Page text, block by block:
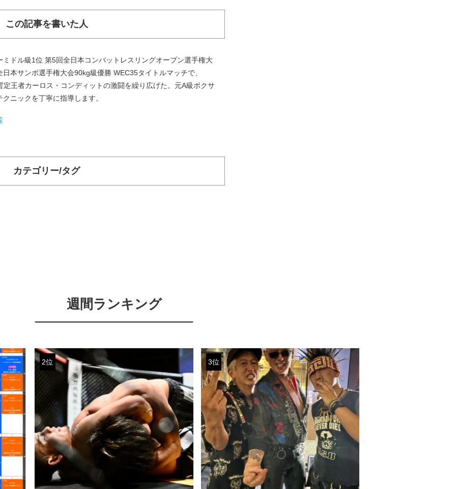
この記事を書いた人
ドル級1位 第5回全日本コンバットレスリングオープン選手権大
本サンボ選手権大会90kg級優勝 WEC35タイトルマッチで、
定王者カーロス・コンディットの激闘を繰り広げた。元A級ボクサ
ニックを丁寧に指導します。
カテゴリー/タグ
週間ランキング
2位 3位